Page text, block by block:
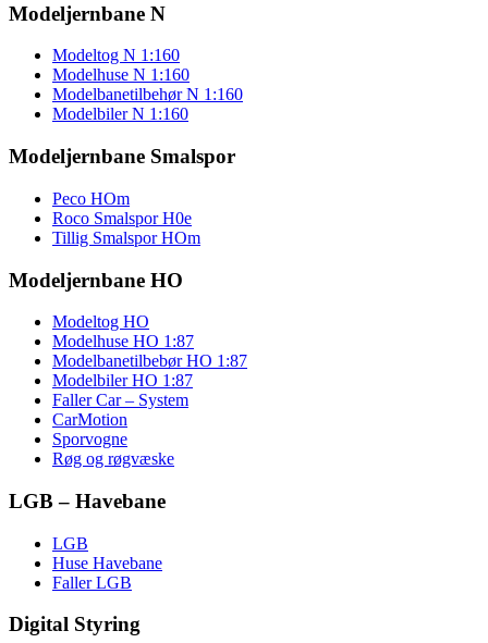
Modeljernbane N
Modeltog N 1:160
Modelhuse N 1:160
Modelbanetilbehør N 1:160
Modelbiler N 1:160
Modeljernbane Smalspor
Peco HOm
Roco Smalspor H0e
Tillig Smalspor HOm
Modeljernbane HO
Modeltog HO
Modelhuse HO 1:87
Modelbanetilbebør HO 1:87
Modelbiler HO 1:87
Faller Car – System
CarMotion
Sporvogne
Røg og røgvæske
LGB – Havebane
LGB
Huse Havebane
Faller LGB
Digital Styring